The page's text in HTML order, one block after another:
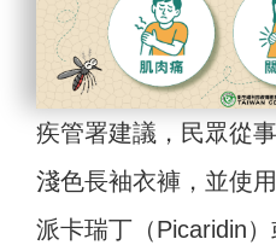
疾管署建議，民眾從
淺色長袖衣褲，並使
派卡瑞丁（Picaridin）